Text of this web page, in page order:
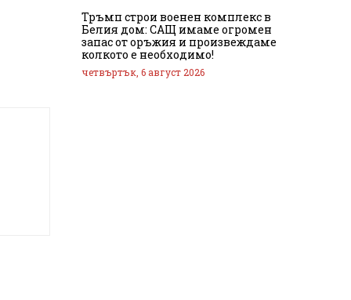
Тръмп строи военен комплекс в
Белия дом: САЩ имаме огромен
запас от оръжия и произвеждаме
колкото е необходимо!
четвъртък, 6 август 2026